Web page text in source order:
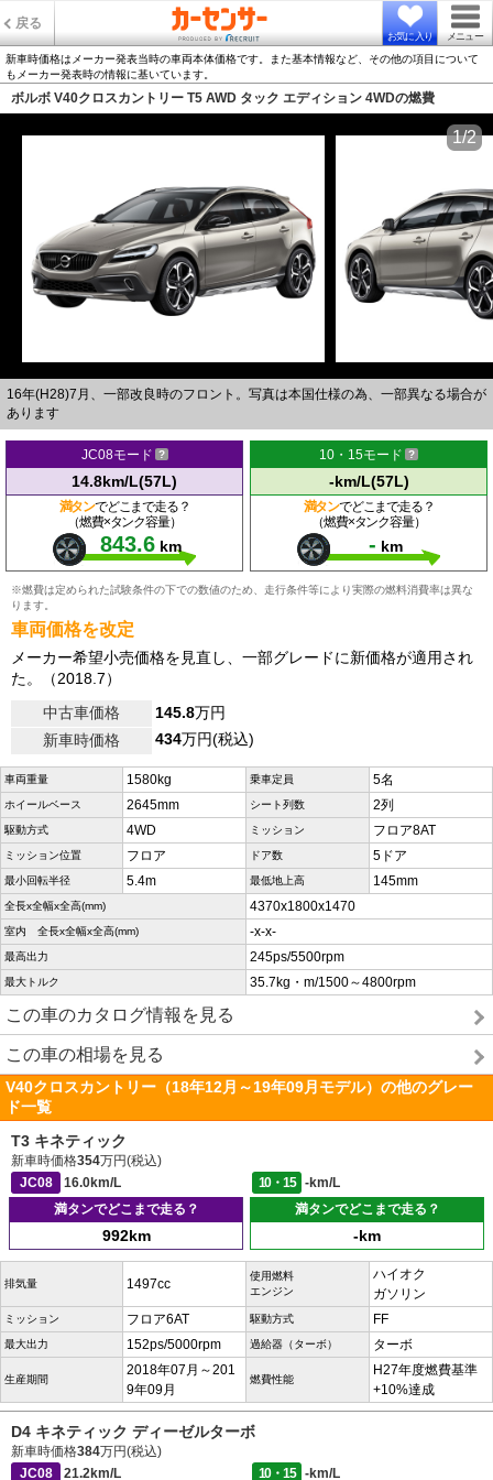
戻る
お気に入り メニュー
新車時価格はメーカー発表当時の車両本体価格です。また基本情報など、その他の項目について
もメーカー発表時の情報に基いています。
ボルボ V40クロスカントリー T5 AWD タック エディション 4WDの燃費
16年(H28)7月、一部改良時のフロント。写真は本国仕様の為、一部異なる場合が
あります
1/2
JC08モード
14.8km/L(57L)
満タンでどこまで走る？
（燃費×タンク容量）
843.6 km
10・15モード
-km/L(57L)
満タンでどこまで走る？
（燃費×タンク容量）
- km
※燃費は定められた試験条件の下での数値のため、走行条件等により実際の燃料消費率は異な
ります。
車両価格を改定
メーカー希望小売価格を見直し、一部グレードに新価格が適用され
た。（2018.7）
中古車価格
145.8万円
新車時価格
434万円(税込)
車両重量 1580kg 乗車定員 5名
ホイールベース 2645mm シート列数 2列
駆動方式 4WD ミッション フロア8AT
ミッション位置 フロア ドア数 5ドア
最小回転半径 5.4m 最低地上高 145mm
全長x全幅x全高(mm) 4370x1800x1470
室内 全長x全幅x全高(mm) -x-x-
最高出力 245ps/5500rpm
最大トルク 35.7kg・m/1500～4800rpm
この車のカタログ情報を見る
この車の相場を見る
V40クロスカントリー（18年12月～19年09月モデル）の他のグレー
ド一覧
T3 キネティック
新車時価格354万円(税込)
JC08
16.0km/L 10・15
-km/L
満タンでどこまで走る？
992km
満タンでどこまで走る？
-km
排気量 1497cc
使用燃料
エンジン
ハイオク
ガソリン
ミッション フロア6AT 駆動方式 FF
最大出力 152ps/5000rpm 過給器（ターボ） ターボ
生産期間
2018年07月～201
9年09月
燃費性能
H27年度燃費基準
+10%達成
D4 キネティック ディーゼルターボ
新車時価格384万円(税込)
JC08
21.2km/L 10・15 -km/L